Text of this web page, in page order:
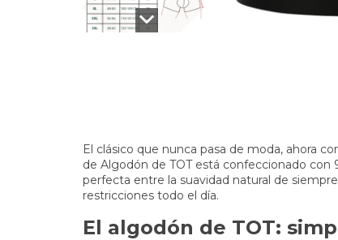
El clásico que nunca pasa de moda, ahora
de Algodón de TOT está confeccionado
perfecta entre la suavidad natural de
restricciones todo el día.
El algodón de TOT: